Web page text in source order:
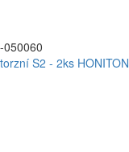
050060
S2 - 2ks HONITON